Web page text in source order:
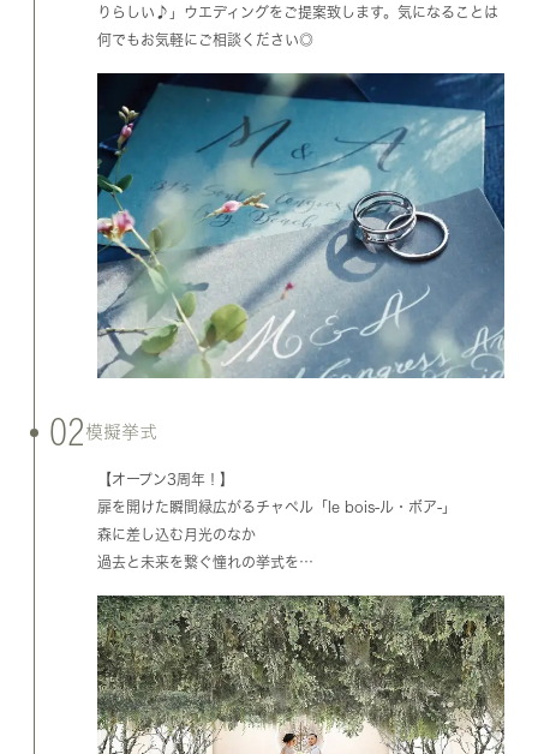
りらしい♪」ウエディングをご提案致します。気になることは
何でもお気軽にご相談ください◎
02 模擬挙式
【オープン3周年！】
扉を開けた瞬間緑広がるチャペル「le bois-ル・ボア-」
森に差し込む月光のなか
過去と未来を繋ぐ憧れの挙式を…